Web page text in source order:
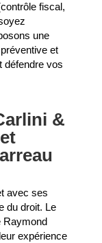
fiscal,
une
et
défendre vos
&
avec ses
du droit. Le
Raymond
expérience